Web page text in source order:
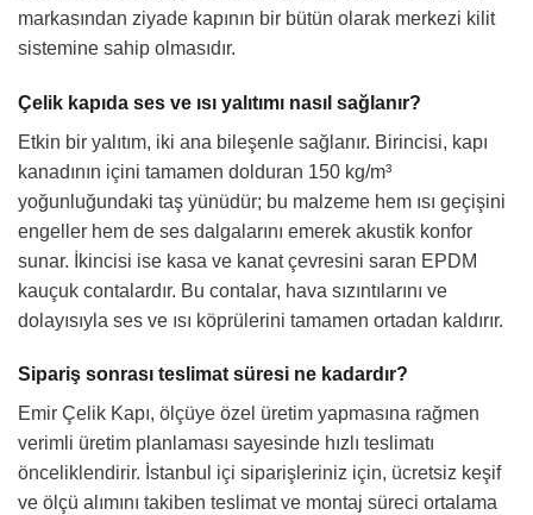
markasından ziyade kapının bir bütün olarak merkezi kilit
sistemine sahip olmasıdır.
Çelik kapıda ses ve ısı yalıtımı nasıl sağlanır?
Etkin bir yalıtım, iki ana bileşenle sağlanır. Birincisi, kapı
kanadının içini tamamen dolduran 150 kg/m³
yoğunluğundaki taş yünüdür; bu malzeme hem ısı geçişini
engeller hem de ses dalgalarını emerek akustik konfor
sunar. İkincisi ise kasa ve kanat çevresini saran EPDM
kauçuk contalardır. Bu contalar, hava sızıntılarını ve
dolayısıyla ses ve ısı köprülerini tamamen ortadan kaldırır.
Sipariş sonrası teslimat süresi ne kadardır?
Emir Çelik Kapı, ölçüye özel üretim yapmasına rağmen
verimli üretim planlaması sayesinde hızlı teslimatı
önceliklendirir. İstanbul içi siparişleriniz için, ücretsiz keşif
ve ölçü alımını takiben teslimat ve montaj süreci ortalama